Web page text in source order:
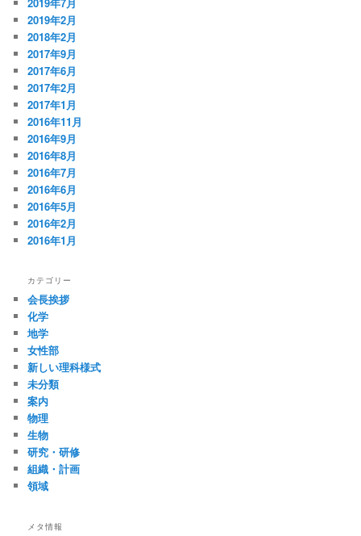
2019年2月
2018年2月
2017年9月
2017年6月
2017年2月
2017年1月
2016年11月
2016年9月
2016年8月
2016年7月
2016年6月
2016年5月
2016年2月
2016年1月
カテゴリー
会長挨拶
化学
地学
女性部
新しい理科様式
未分類
案内
物理
生物
研究・研修
組織・計画
領域
メタ情報